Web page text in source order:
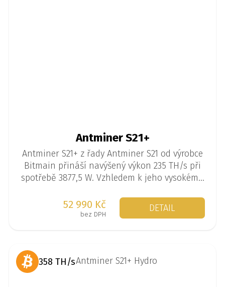
Antminer S21+
Antminer S21+ z řady Antminer S21 od výrobce
Bitmain přináší navýšený výkon 235 TH/s při
spotřebě 3877,5 W. Vzhledem k jeho vysokému
stroj vhodný pro domácí provoz, ale
představuje ideální volbu pro umístění do
52 990 Kč
bez DPH
DETAIL
358 TH/s